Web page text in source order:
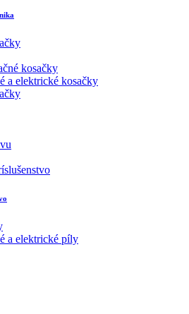
kosačky
a elektrické kosačky
a elektrické píly